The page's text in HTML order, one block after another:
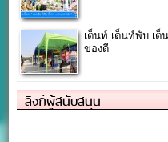
เต็นท์ เต็นท์พับ เต็
ของดี
ลิงก์ผู้สนับสนุน